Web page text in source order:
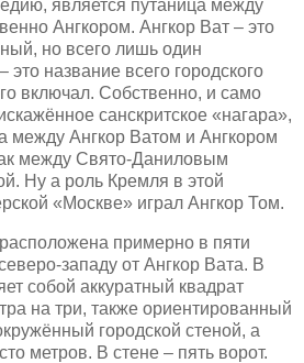
является путаница между
Ангкором. Ангкор Ват – это
но всего лишь один
название всего городского
включал. Собственно, и само
санскритское «нагара»,
между Ангкор Ватом и Ангкором
между Свято-Даниловым
Ну а роль Кремля в этой
«Москве» играл Ангкор Том.
примерно в пяти
западу от Ангкор Вата. В
собой аккуратный квадрат
на три, также ориентированный
городской стеной, а
метров. В стене – пять ворот.